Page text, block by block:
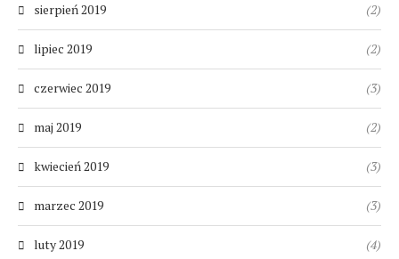
sierpień 2019 (2)
lipiec 2019 (2)
czerwiec 2019 (3)
maj 2019 (2)
kwiecień 2019 (3)
marzec 2019 (3)
luty 2019 (4)